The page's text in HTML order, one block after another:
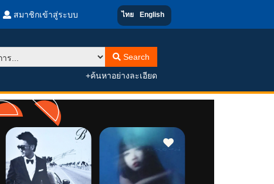
สมาชิกเข้าสู่ระบบ ไทย English
Search
+ค้นหาอย่างละเอียด